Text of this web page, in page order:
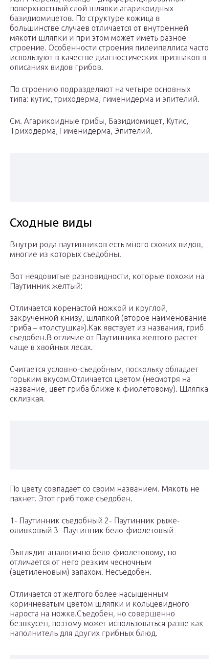
поверхностный слой шляпки агарикоидных
базидиомицетов. По структуре кожица в
большинстве случаев отличается от внутренней
мякоти шляпки и при этом может иметь разное
строение. Особенности строения пилеипеллиса часто
используют в качестве диагностических признаков в
описаниях видов грибов.
По строению подразделяют на четыре основных
типа: кутис, триходерма, гименидерма и эпителий.
См. Агарикоидные грибы, Базидиомицет, Кутис,
Триходерма, Гименидерма, Эпителий.
Сходные виды
Внутри рода паутинников есть много схожих видов,
многие из которых съедобны.
Вот неядовитые разновидности, которые похожи на
Паутинник желтый:
Отличается коренастой ножкой и круглой,
закрученной книзу, шляпкой (второе наименование
гриба – «толстушка»).Как явствует из названия, гриб
съедобен.В отличие от Паутинника желтого растет
чаще в хвойных лесах.
Считается условно-съедобным, поскольку обладает
горьким вкусом.Отличается цветом (несмотря на
название, цвет гриба ближе к фиолетовому). Шляпка
склизкая.
По цвету совпадает со своим названием. Мякоть не
пахнет. Этот гриб тоже съедобен.
1- Паутинник съедобный 2- Паутинник рыже-
оливковый 3- Паутинник бело-фиолетовый
Выглядит аналогично бело-фиолетовому, но
отличается от него резким чесночным
(ацетиленовым) запахом. Несъедобен.
Отличается от желтого более насыщенным
коричневатым цветом шляпки и кольцевидного
нароста на ножке.Съедобен, но совершенно
безвкусен, поэтому может использоваться разве как
наполнитель для других грибных блюд.